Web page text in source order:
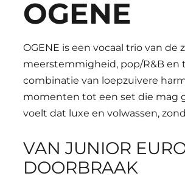
OGENE
OGENE is een vocaal trio van de
meerstemmigheid, pop/R&B en
combinatie van loepzuivere
momenten tot een set die mag
voelt dat luxe en volwassen,
VAN JUNIOR
DOORBRAAK